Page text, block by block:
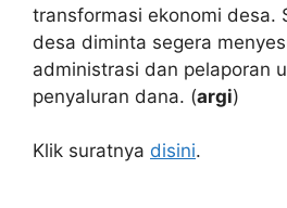
transformasi ekonomi desa.
desa diminta segera
administrasi dan pelaporan
penyaluran dana. (argi)
Klik suratnya disini.